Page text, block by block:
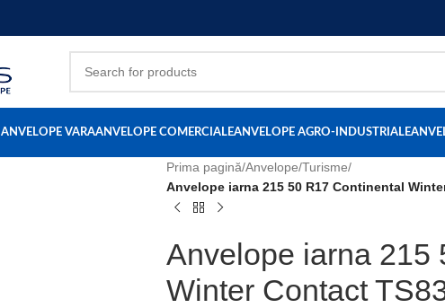
ANVELOPE VARAANVELOPE COMERCIALEANVELOPE AGRO-INDUSTRIALE
Prima pagină/Anvelope/Turisme/
Anvelope iarna 215 50 R17 Continental
Anvelope iarna 215
Winter Contact